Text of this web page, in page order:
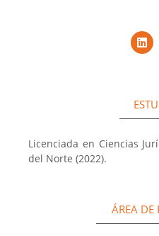
Licenciada en Ciencias
del Norte (2022).
ÁREA DE